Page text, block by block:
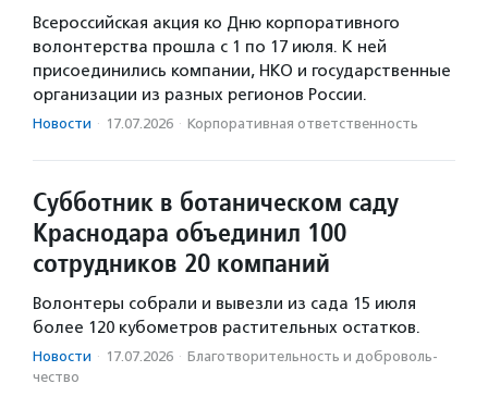
Всероссийская акция ко Дню корпоративного
волонтерства прошла с 1 по 17 июля. К ней
присоединились компании, НКО и государственные
организации из разных регионов России.
Новости · 17.07.2026 · Корпоративная ответственность
Субботник в ботаническом саду
Краснодара объединил 100
сотрудников 20 компаний
Волонтеры собрали и вывезли из сада 15 июля
более 120 кубометров растительных остатков.
Новости · 17.07.2026 · Благотвори­тель­ность и доброволь­
чест­во